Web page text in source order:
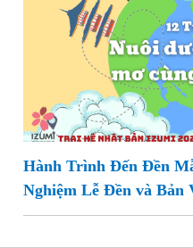
Hành Trình Đến Đền
Nghiệm Lễ Đền và Bản